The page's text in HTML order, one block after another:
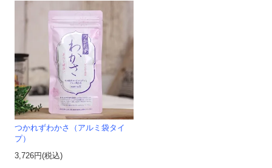
つかれずわかさ（アルミ袋タイ
プ）
3,726円(税込)